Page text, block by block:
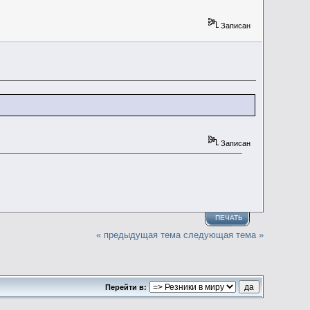
Записан
Записан
ПЕЧАТЬ
« предыдущая тема следующая тема »
Перейти в: